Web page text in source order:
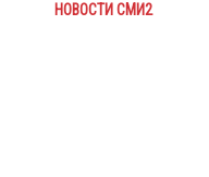
НОВОСТИ СМИ2